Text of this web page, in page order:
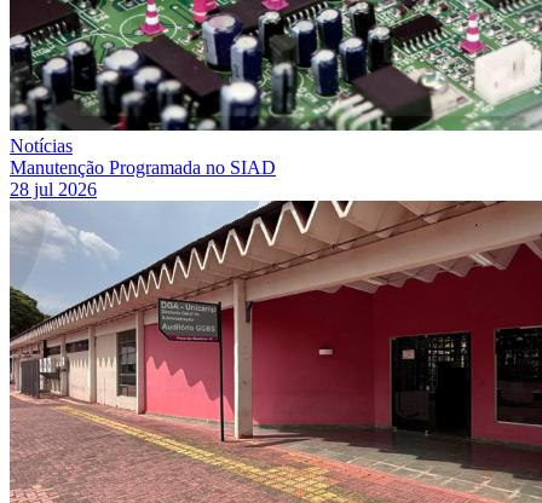
Notícias
Manutenção Programada no SIAD
28 jul 2026